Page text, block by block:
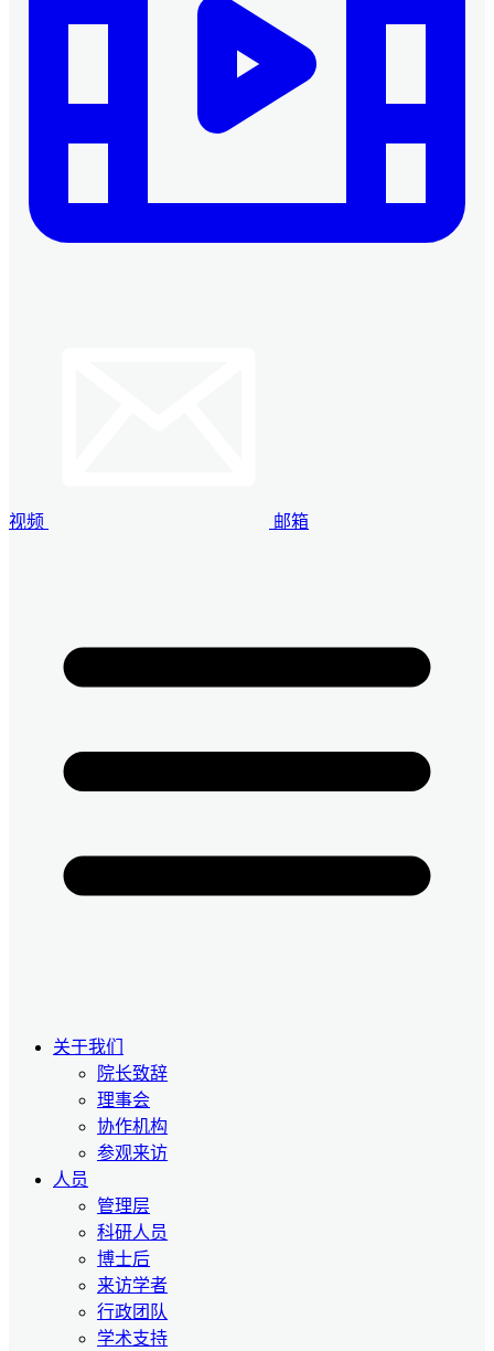
视频 邮箱
关于我们
院长致辞
理事会
协作机构
参观来访
人员
管理层
科研人员
博士后
来访学者
行政团队
学术支持